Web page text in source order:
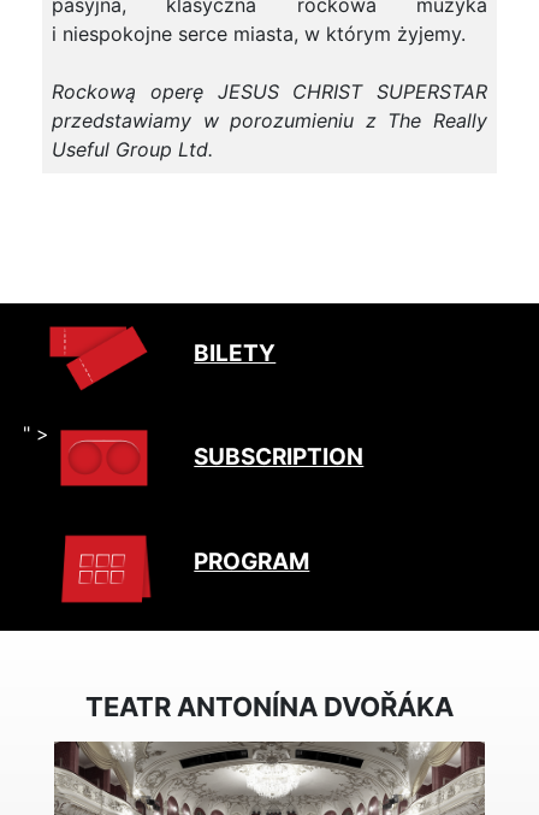
i niespokojne serce miasta, w którym żyjemy.
Rockową operę JESUS CHRIST SUPERSTAR
przedstawiamy w porozumieniu z The Really
Useful Group Ltd.
BILETY
" >
SUBSCRIPTION
PROGRAM
TEATR ANTONÍNA DVOŘÁKA